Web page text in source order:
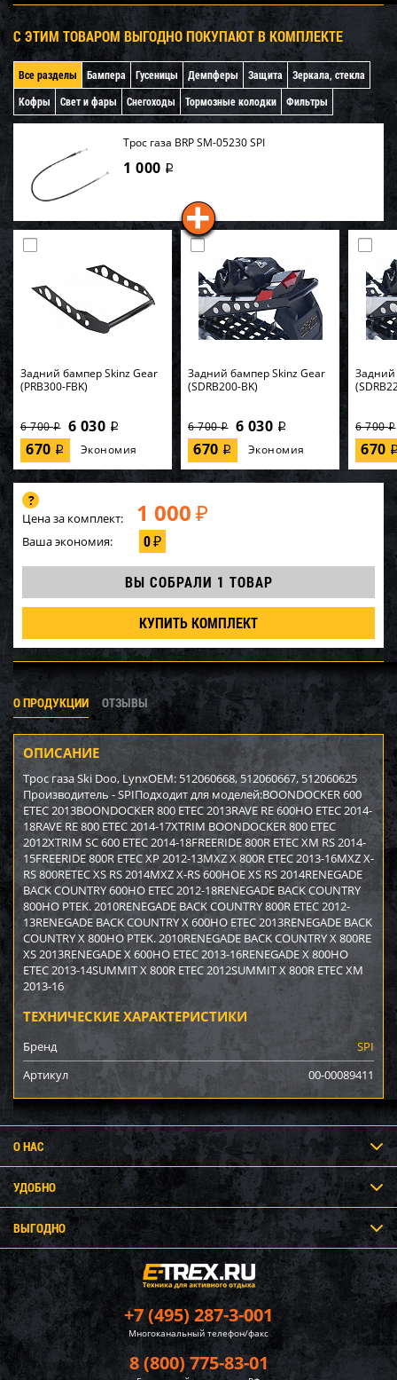
С ЭТИМ ТОВАРОМ ВЫГОДНО ПОКУПАЮТ В КОМПЛЕКТЕ
Все разделы Бампера Гусеницы Демпферы Защита
Зеркала, стекла
Кофры
Свет и фары Снегоходы Тормозные колодки Фильтры
Трос газа BRP SM-05230 SPI
1 000 i
Задний бампер Skinz Gear
(PRB300-FBK)
6 700i 6 030 i
670 i Экономия
Задний бампер Skinz Gear
(SDRB200-BK)
6 700i 6 030 i
670 i Экономия
Задний
6 700i
670
Цена за комплект: 1 000 ₽
Ваша экономия: 0₽
ВЫ СОБРАЛИ 1 ТОВАР
КУПИТЬ КОМПЛЕКТ
О ПРОДУКЦИИ ОТЗЫВЫ
ОПИСАНИЕ
Трос газа Ski Doo, LynxOEM: 512060668, 512060667, 512060625
Производитель - SPIПодходит для моделей:BOONDOCKER 600
ETEC 2013BOONDOCKER 800 ETEC 2013RAVE RE 600HO ETEC 2014-
18RAVE RE 800 ETEC 2014-17XTRIM BOONDOCKER 800 ETEC
2012XTRIM SC 600 ETEC 2014-18FREERIDE 800R ETEC XM RS 2014-
15FREERIDE 800R ETEC XP 2012-13MXZ X 800R ETEC 2013-16MXZ X-
RS 800RETEC XS RS 2014MXZ X-RS 600HOE XS RS 2014RENEGADE
BACK COUNTRY 600HO ETEC 2012-18RENEGADE BACK COUNTRY
800HO PTEK. 2010RENEGADE BACK COUNTRY 800R ETEC 2012-
13RENEGADE BACK COUNTRY X 600HO ETEC 2013RENEGADE BACK
COUNTRY X 800HO PTEK. 2010RENEGADE BACK COUNTRY X 800RE
XS 2013RENEGADE X 600HO ETEC 2013-16RENEGADE X 800HO
ETEC 2013-14SUMMIT X 800R ETEC 2012SUMMIT X 800R ETEC XM
2013-16
ТЕХНИЧЕСКИЕ ХАРАКТЕРИСТИКИ
Бренд
SPI
Артикул
00-00089411
+7 (495) 287-3-001
Многоканальный телефон/факс
8 (800) 775-83-01
О НАС
УДОБНО
ВЫГОДНО